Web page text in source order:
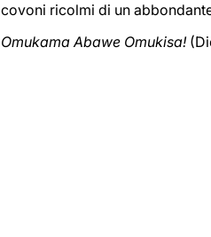
covoni ricolmi di un
Omukama Abawe Omukisa!